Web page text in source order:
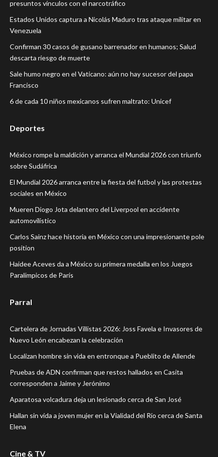
presuntos vínculos con el narcotráfico
Estados Unidos captura a Nicolás Maduro tras ataque militar en
Venezuela
Confirman 30 casos de gusano barrenador en humanos; Salud
descarta riesgo de muerte
Sale humo negro en el Vaticano: aún no hay sucesor del papa
Francisco
6 de cada 10 niños mexicanos sufren maltrato: Unicef
Deportes
México rompe la maldición y arranca el Mundial 2026 con triunfo
sobre Sudáfrica
El Mundial 2026 arranca entre la fiesta del futbol y las protestas
sociales en México
Mueren Diogo Jota delantero del Liverpool en accidente
automovilístico
Carlos Sainz hace historia en México con una impresionante pole
position
Haidee Aceves da a México su primera medalla en los Juegos
Paralímpicos de París
Parral
Cartelera de Jornadas Villistas 2026: Joss Favela e Invasores de
Nuevo León encabezan la celebración
Localizan hombre sin vida en entronque a Pueblito de Allende
Pruebas de ADN confirman que restos hallados en Casita
corresponden a Jaime y Jerónimo
Aparatosa volcadura deja un lesionado cerca de San José
Hallan sin vida a joven mujer en la Vialidad del Río cerca de Santa
Elena
Cine & TV